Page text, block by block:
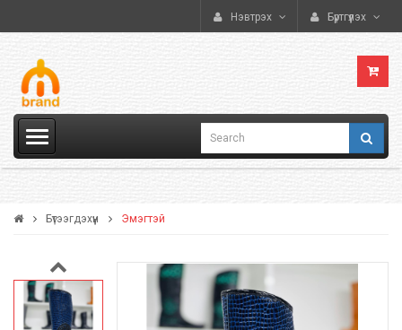
Нэвтрэх Бүртгүүлэх
Бүтээгдэхүүн Эмэгтэй